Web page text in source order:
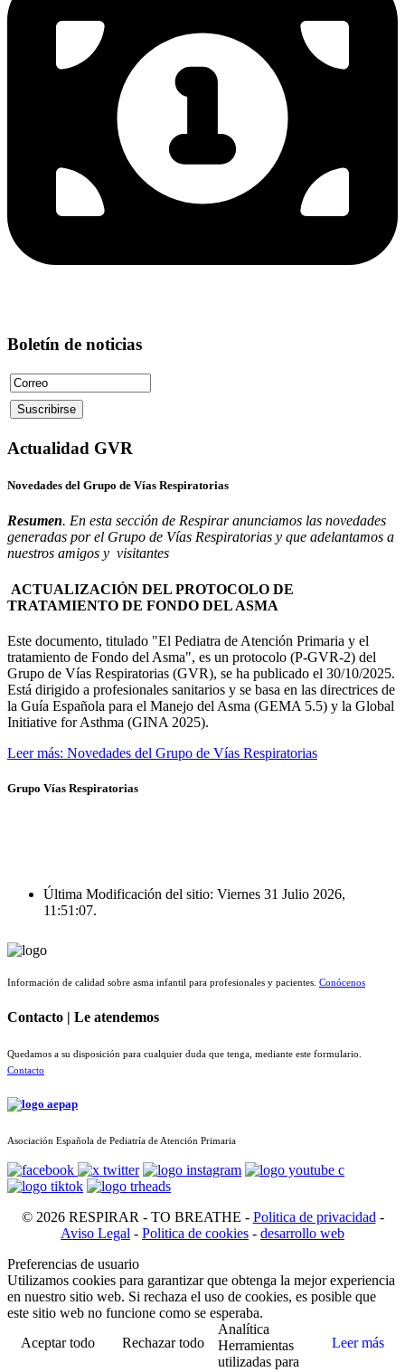
Boletín de noticias
Actualidad GVR
Novedades del Grupo de Vías Respiratorias
Resumen. En esta sección de Respirar anunciamos las novedades
generadas por el Grupo de Vías Respiratorias y que adelantamos a
nuestros amigos y visitantes
ACTUALIZACIÓN DEL PROTOCOLO DE
TRATAMIENTO DE FONDO DEL ASMA
Este documento, titulado "El Pediatra de Atención Primaria y el
tratamiento de Fondo del Asma", es un protocolo (P-GVR-2) del
Grupo de Vías Respiratorias (GVR), se ha publicado el 30/10/2025.
Está dirigido a profesionales sanitarios y se basa en las directrices de
la Guía Española para el Manejo del Asma (GEMA 5.5) y la Global
Initiative for Asthma (GINA 2025).
Leer más: Novedades del Grupo de Vías Respiratorias
Grupo Vías Respiratorias
Última Modificación del sitio: Viernes 31 Julio 2026,
11:51:07.
Información de calidad sobre asma infantil para profesionales y pacientes. Conócenos
Contacto | Le atendemos
Quedamos a su disposición para cualquier duda que tenga, mediante este formulario.
Contacto
Asociación Española de Pediatría de Atención Primaria
© 2026 RESPIRAR - TO BREATHE - Politica de privacidad -
Aviso Legal - Politica de cookies - desarrollo web
Preferencias de usuario
Utilizamos cookies para garantizar que obtenga la mejor experiencia
en nuestro sitio web. Si rechaza el uso de cookies, es posible que
este sitio web no funcione como se esperaba.
Aceptar todo
Rechazar todo Leer más
Analítica
Herramientas
utilizadas para